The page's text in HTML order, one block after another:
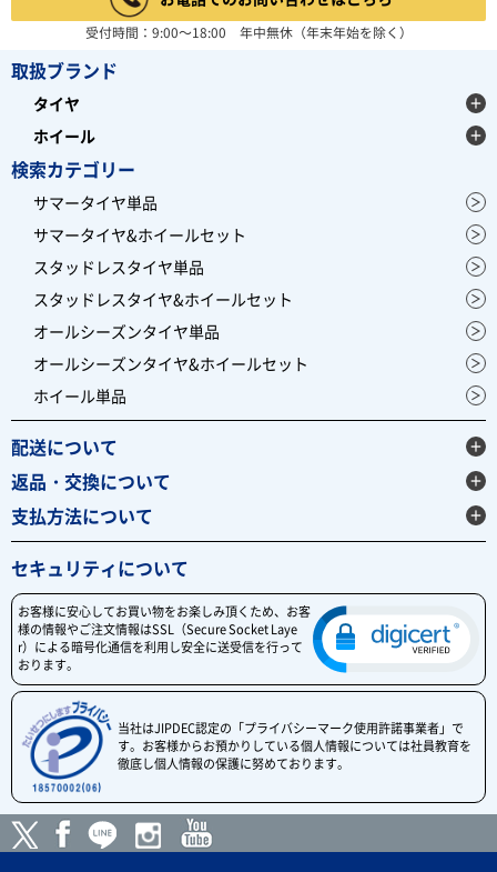
受付時間：9:00～18:00 年中無休（年末年始を除く）
取扱ブランド
タイヤ
ホイール
検索カテゴリー
サマータイヤ単品
サマータイヤ&ホイールセット
スタッドレスタイヤ単品
スタッドレスタイヤ&ホイールセット
オールシーズンタイヤ単品
オールシーズンタイヤ&ホイールセット
ホイール単品
配送について
返品・交換について
支払方法について
セキュリティについて
お客様に安心してお買い物をお楽しみ頂くため、お客
様の情報やご注文情報はSSL（Secure Socket Laye
r）による暗号化通信を利用し安全に送受信を行って
おります。
当社はJIPDEC認定の「プライバシーマーク使用許諾事業者」で
す。お客様からお預かりしている個人情報については社員教育を
徹底し個人情報の保護に努めております。